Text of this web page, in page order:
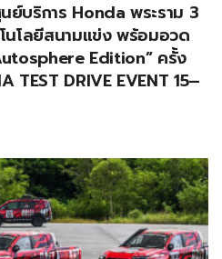
ย์บริการ Honda พระราม 3
นโลยีสนามแข่ง พร้อมอวด
Edition” ครั้ง
TEST DRIVE EVENT 15–